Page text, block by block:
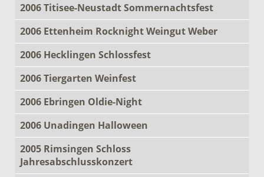
2006 Titisee-Neustadt Sommernachtsfest
2006 Ettenheim Rocknight Weingut Weber
2006 Hecklingen Schlossfest
2006 Tiergarten Weinfest
2006 Ebringen Oldie-Night
2006 Unadingen Halloween
2005 Rimsingen Schloss
Jahresabschlusskonzert